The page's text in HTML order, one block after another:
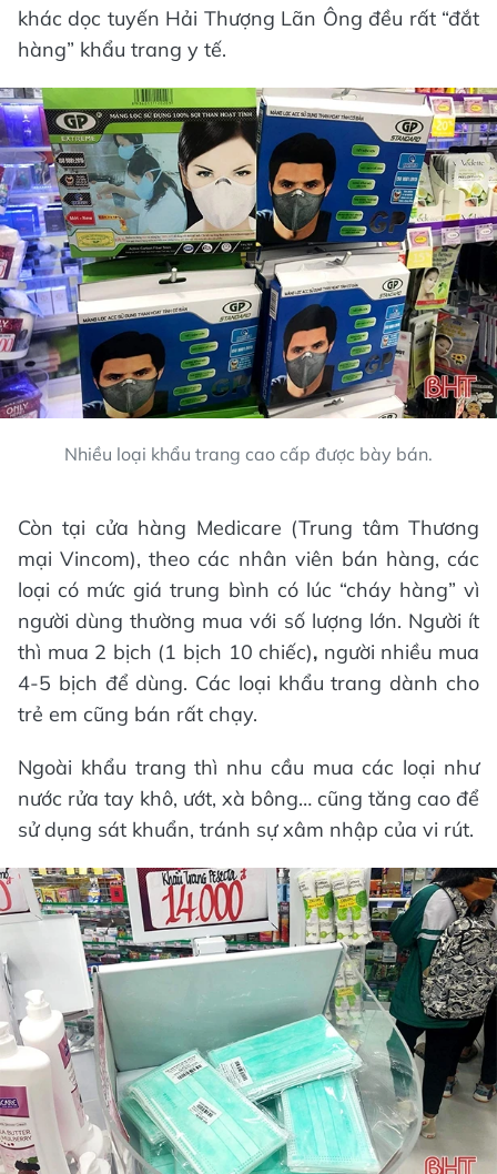
khác dọc tuyến Hải Thượng Lãn Ông đều rất “đắt
hàng” khẩu trang y tế.
Nhiều loại khẩu trang cao cấp được bày bán.
Còn tại cửa hàng Medicare (Trung tâm Thương
mại Vincom), theo các nhân viên bán hàng, các
loại có mức giá trung bình có lúc “cháy hàng” vì
người dùng thường mua với số lượng lớn. Người ít
thì mua 2 bịch (1 bịch 10 chiếc), người nhiều mua
4-5 bịch để dùng. Các loại khẩu trang dành cho
trẻ em cũng bán rất chạy.
Ngoài khẩu trang thì nhu cầu mua các loại như
nước rửa tay khô, ướt, xà bông… cũng tăng cao để
sử dụng sát khuẩn, tránh sự xâm nhập của vi rút.